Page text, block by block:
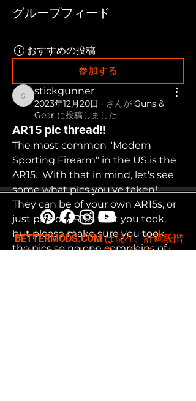
グループフィード
おすすめの投稿
参加する
stickgunner
stickgunner
2023年12月20日 · さんが Guns &
Gear に投稿しました
AR15 pic thread!!
The most common "Modern
Sporting Firearm" in the US is the
AR15.  With that in mind, let's see
some what pics you've taken!
They can be of your own AR15s, or
just pics of AR15s that you took,
but please make sure you took
the pics so no one complains of
BETTERMODS.COM は現在、計画段階
にあります。サインアップして、ベー